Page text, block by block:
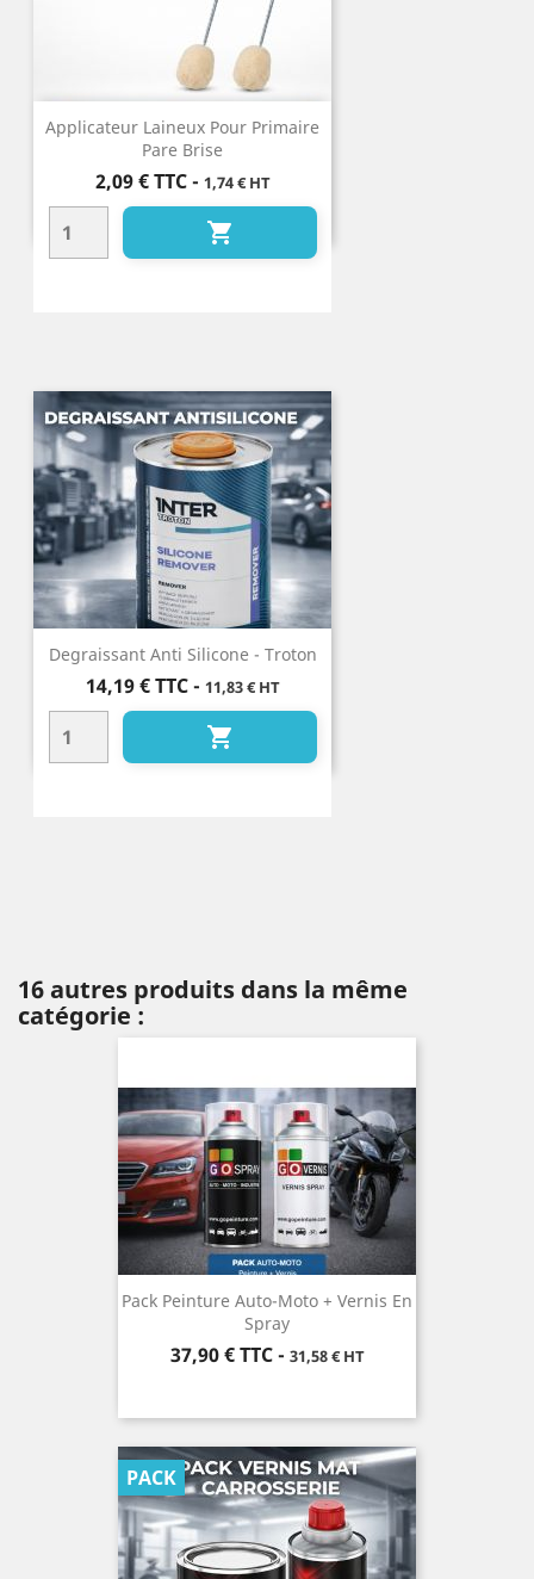
Applicateur Laineux Pour Primaire
Pare Brise
Prix
2,09 € TTC- 1,74 € HT

Degraissant Anti Silicone - Troton
Prix
14,19 € TTC- 11,83 € HT

16 autres produits dans la même
catégorie :
Pack Peinture Auto-Moto + Vernis En
Spray
Prix
37,90 € TTC- 31,58 € HT
PACK